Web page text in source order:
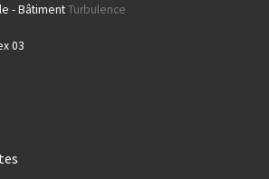
- BâtimentTurbulence
03